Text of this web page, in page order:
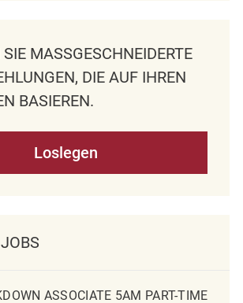
MASSGESCHNEIDERTE J
DIE AUF IHREN I
BASIEREN.
Loslegen
ASSOCIATE 5AM PART-TIME